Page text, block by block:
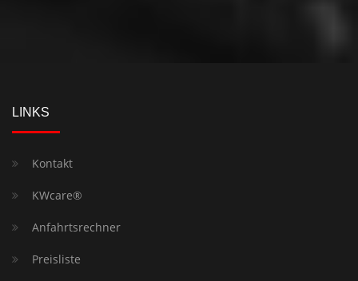
LINKS
Kontakt
KWcare®
Anfahrtsrechner
Preisliste